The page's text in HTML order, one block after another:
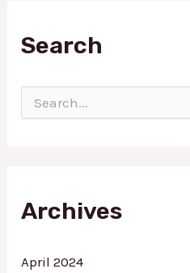
Search
e
o
Archives
April 2024